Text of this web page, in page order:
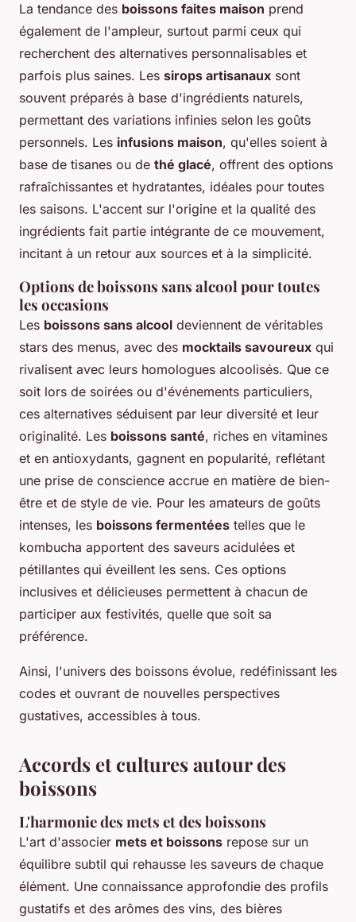
La tendance des boissons faites maison prend
également de l'ampleur, surtout parmi ceux qui
recherchent des alternatives personnalisables et
parfois plus saines. Les sirops artisanaux sont
souvent préparés à base d'ingrédients naturels,
permettant des variations infinies selon les goûts
personnels. Les infusions maison, qu'elles soient à
base de tisanes ou de thé glacé, offrent des options
rafraîchissantes et hydratantes, idéales pour toutes
les saisons. L'accent sur l'origine et la qualité des
ingrédients fait partie intégrante de ce mouvement,
incitant à un retour aux sources et à la simplicité.
Options de boissons sans alcool pour toutes
les occasions
Les boissons sans alcool deviennent de véritables
stars des menus, avec des mocktails savoureux qui
rivalisent avec leurs homologues alcoolisés. Que ce
soit lors de soirées ou d'événements particuliers,
ces alternatives séduisent par leur diversité et leur
originalité. Les boissons santé, riches en vitamines
et en antioxydants, gagnent en popularité, reflétant
une prise de conscience accrue en matière de bien-
être et de style de vie. Pour les amateurs de goûts
intenses, les boissons fermentées telles que le
kombucha apportent des saveurs acidulées et
pétillantes qui éveillent les sens. Ces options
inclusives et délicieuses permettent à chacun de
participer aux festivités, quelle que soit sa
préférence.
Ainsi, l'univers des boissons évolue, redéfinissant les
codes et ouvrant de nouvelles perspectives
gustatives, accessibles à tous.
Accords et cultures autour des
boissons
L'harmonie des mets et des boissons
L'art d'associer mets et boissons repose sur un
équilibre subtil qui rehausse les saveurs de chaque
élément. Une connaissance approfondie des profils
gustatifs et des arômes des vins, des bières